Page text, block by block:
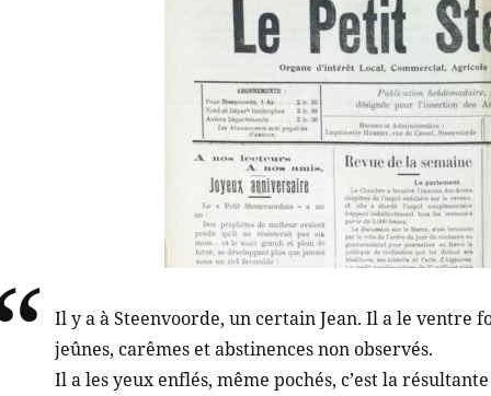
Il y a à Steenvoorde, un certain Jean. Il a le ventre
jeûnes, carêmes et abstinences non observés.
Il a les yeux enflés, même pochés, c’est la